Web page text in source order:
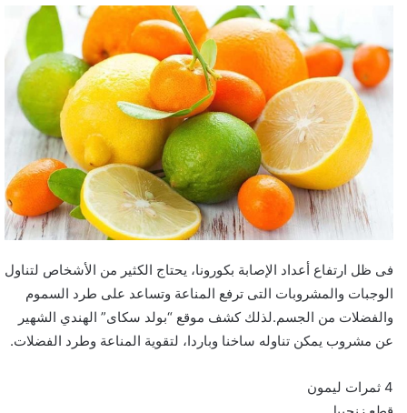
فى ظل ارتفاع أعداد الإصابة بكورونا، يحتاج الكثير من الأشخاص لتناول
الوجبات والمشروبات التى ترفع المناعة وتساعد على طرد السموم
والفضلات من الجسم.لذلك كشف موقع “بولد سكاى” الهندي الشهير
عن مشروب يمكن تناوله ساخنا وباردا، لتقوية المناعة وطرد الفضلات.
4 ثمرات ليمون